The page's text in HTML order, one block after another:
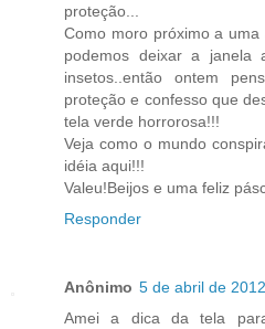
proteção...
Como moro próximo a
podemos deixar a janela
insetos..então ontem
proteção e confesso que
tela verde horrorosa!!!
Veja como o mundo
idéia aqui!!!
Valeu!Beijos e uma feliz
Responder
Anônimo 5 de abril de
Amei a dica da tela